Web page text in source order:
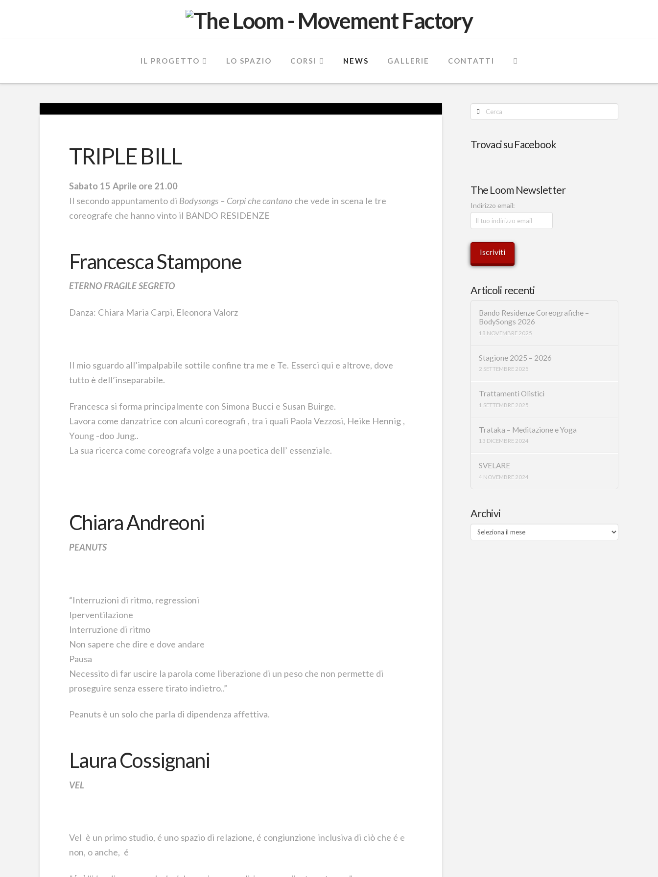
IL PROGETTO LO SPAZIO CORSI NEWS GALLERIE CONTATTI
TRIPLE BILL
Sabato 15 Aprile ore 21.00
Il secondo appuntamento di Bodysongs – Corpi che cantanoche vede in scena le tre
coreografe che hanno vinto il BANDO RESIDENZE
Francesca Stampone
ETERNO FRAGILE SEGRETO
Danza: Chiara Maria Carpi, Eleonora Valorz
Il mio sguardo all’impalpabile sottile confine tra me e Te. Esserci qui e altrove, dove
tutto è dell’inseparabile.
Francesca si forma principalmente con Simona Bucci e Susan Buirge.
Lavora come danzatrice con alcuni coreografi , tra i quali Paola Vezzosi, Heike Hennig ,
Young -doo Jung..
La sua ricerca come coreografa volge a una poetica dell’ essenziale.
Chiara Andreoni
PEANUTS
“Interruzioni di ritmo, regressioni
Iperventilazione
Interruzione di ritmo
Non sapere che dire e dove andare
Pausa
Necessito di far uscire la parola come liberazione di un peso che non permette di
proseguire senza essere tirato indietro..”
Peanuts è un solo che parla di dipendenza affettiva.
Laura Cossignani
VEL
Vel è un primo studio, é uno spazio di relazione, é congiunzione inclusiva di ciò che é e
non, o anche, é
Cerca
Trovaci su Facebook
The Loom Newsletter
Indirizzo email:
Articoli recenti
Bando Residenze Coreografiche –
BodySongs 2026
18 NOVEMBRE 2025
Stagione 2025 – 2026
2 SETTEMBRE 2025
Trattamenti Olistici
1 SETTEMBRE 2025
Trataka – Meditazione e Yoga
13 DICEMBRE 2024
SVELARE
4 NOVEMBRE 2024
Archivi
Archivi